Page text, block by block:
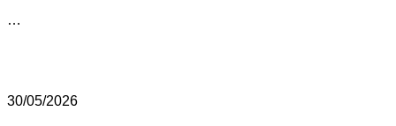
…
30/05/2026